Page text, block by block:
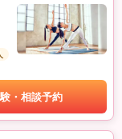
・相談予約